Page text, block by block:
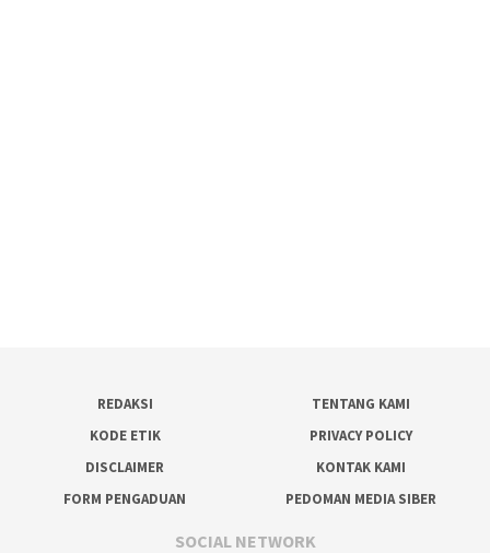
REDAKSI
TENTANG KAMI
KODE ETIK
PRIVACY POLICY
DISCLAIMER
KONTAK KAMI
FORM PENGADUAN
PEDOMAN MEDIA SIBER
SOCIAL NETWORK